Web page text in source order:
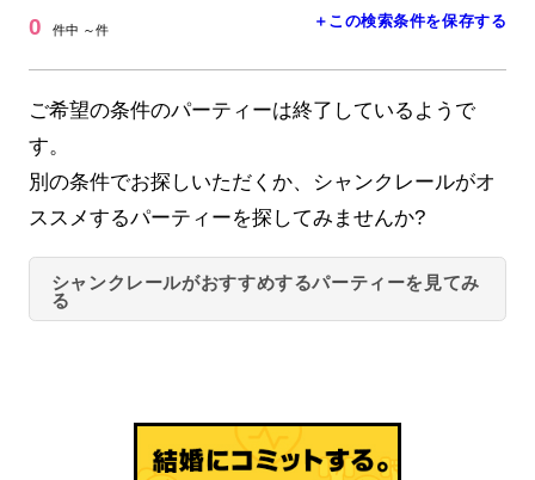
0 件中 ～件 ＋この検索条件を保存する
ご希望の条件のパーティーは終了しているようで
す。
別の条件でお探しいただくか、シャンクレールがオ
ススメするパーティーを探してみませんか?
シャンクレールがおすすめするパーティーを見てみ
る